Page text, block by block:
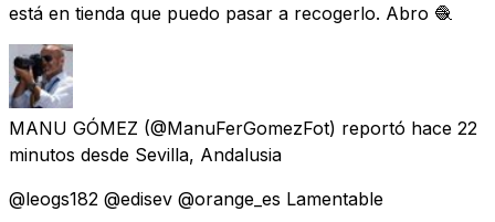
está en tienda que puedo pasar a recogerlo. Abro 🧶
MANU GÓMEZ (@ManuFerGomezFot) reportó hace 22
minutos desde Sevilla, Andalusia
@leogs182 @edisev @orange_es Lamentable